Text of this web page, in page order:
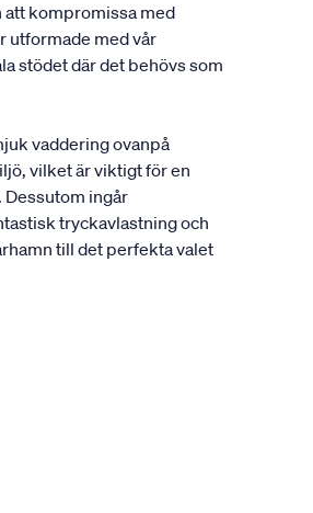
att kompromissa med
utformade med vår
stödet där det behövs som
vaddering ovanpå
vilket är viktigt för en
ingår
tryckavlastning och
till det perfekta valet